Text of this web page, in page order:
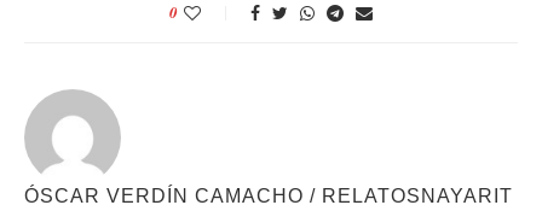
0
ÓSCAR VERDÍN CAMACHO / RELATOSNAYARIT